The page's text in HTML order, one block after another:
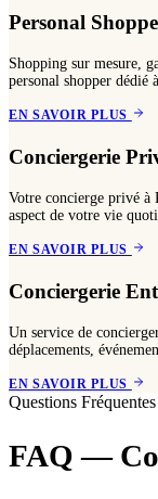
Personal
Shopping sur mesure,
personal shopper dédié
EN SAVOIR PLUS
Conciergerie
Votre concierge privé à
aspect de votre vie
EN SAVOIR PLUS
Conciergerie
Un service de
déplacements,
EN SAVOIR PLUS
Questions Fréquentes
FAQ —